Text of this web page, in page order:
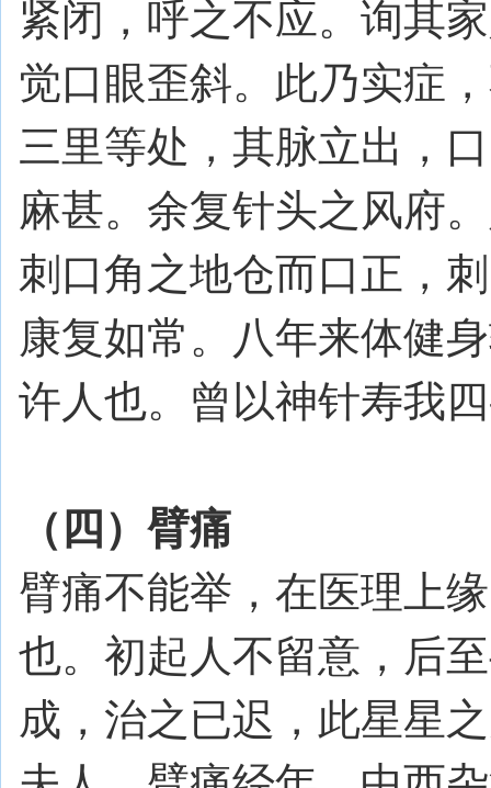
紧闭，呼之不应。询其
觉口眼歪斜。此乃实症
三里等处，其脉立出，
麻甚。余复针头之风府
刺口角之地仓而口正，
康复如常。八年来体健
许人也。曾以神针寿我
（四）臂痛
臂痛不能举，在医理上
也。初起人不留意，后
成，治之已迟，此星星